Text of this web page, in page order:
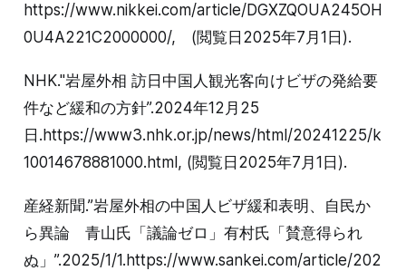
https://www.nikkei.com/article/DGXZQOUA245OH
0U4A221C2000000/, (閲覧日2025年7月1日).
NHK."岩屋外相 訪日中国人観光客向けビザの発給要
件など緩和の方針”.2024年12月25
日.https://www3.nhk.or.jp/news/html/20241225/k
10014678881000.html, (閲覧日2025年7月1日).
産経新聞.”岩屋外相の中国人ビザ緩和表明、自民か
ら異論 青山氏「議論ゼロ」有村氏「賛意得られ
ぬ」”.2025/1/1.https://www.sankei.com/article/202